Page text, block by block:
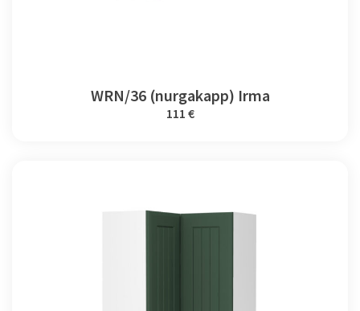
WRN/36 (nurgakapp) Irma
111 €